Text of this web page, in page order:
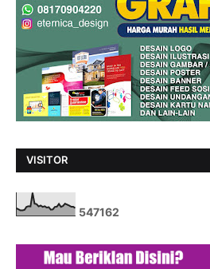
VISITOR
547162